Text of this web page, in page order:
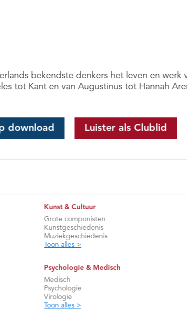
bekendste denkers het leven en werk
tot Kant en van Augustinus tot Hannah
download Luister als Clublid
Kunst & Cultuur
Grote componisten
Kunstgeschiedenis
Muziekgeschiedenis
Toon alles >
Psychologie & Medisch
Medisch
Psychologie
Virologie
Toon alles >